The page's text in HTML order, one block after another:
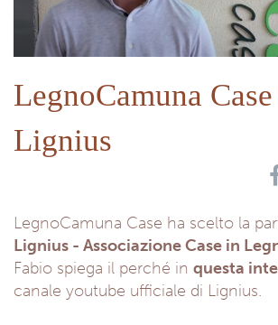
LegnoCamuna
Lignius
LegnoCamuna Case ha scelto la
Lignius - Associazione Case in
Fabio spiega il perché in questa
canale youtube ufficiale di Lignius.